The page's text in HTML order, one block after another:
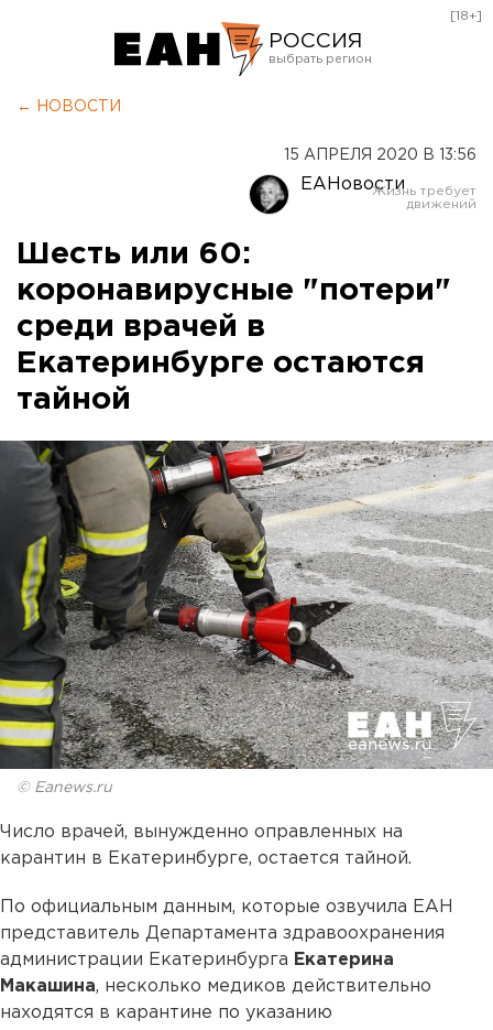
РОССИЯ
Оренбург
[18+]
← НОВОСТИ
15 АПРЕЛЯ 2020 В 13:56
ЕАНовости
Шесть или 60:
коронавирусные "потери"
среди врачей в
Екатеринбурге остаются
тайной
© Eanews.ru
Число врачей, вынужденно оправленных на
карантин в Екатеринбурге, остается тайной.
По официальным данным, которые озвучила ЕАН
представитель Департамента здравоохранения
администрации Екатеринбурга Екатерина
Макашина, несколько медиков действительно
находятся в карантине по указанию